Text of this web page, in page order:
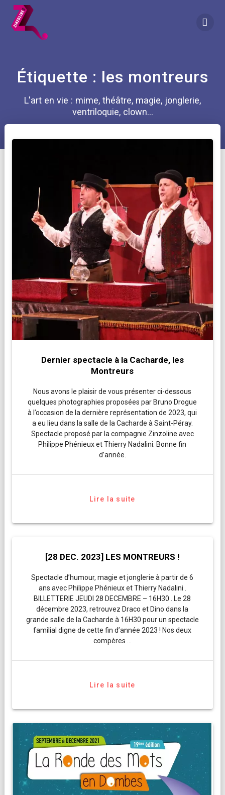
Étiquette : les montreurs
L'art en vie : mime, théâtre, magie, jonglerie,
ventriloquie, clown...
Dernier spectacle à la Cacharde, les
Montreurs
Nous avons le plaisir de vous présenter ci-dessous
quelques photographies proposées par Bruno Drogue
à l’occasion de la dernière représentation de 2023, qui
a eu lieu dans la salle de la Cacharde à Saint-Péray.
Spectacle proposé par la compagnie Zinzoline avec
Philippe Phénieux et Thierry Nadalini. Bonne fin
d’année.
Lire la suite
[28 DEC. 2023] LES MONTREURS !
Spectacle d’humour, magie et jonglerie à partir de 6
ans avec Philippe Phénieux et Thierry Nadalini .
BILLETTERIE JEUDI 28 DECEMBRE – 16H30 . Le 28
décembre 2023, retrouvez Draco et Dino dans la
grande salle de la Cacharde à 16H30 pour un spectacle
familial digne de cette fin d’année 2023 ! Nos deux
compères …
Lire la suite